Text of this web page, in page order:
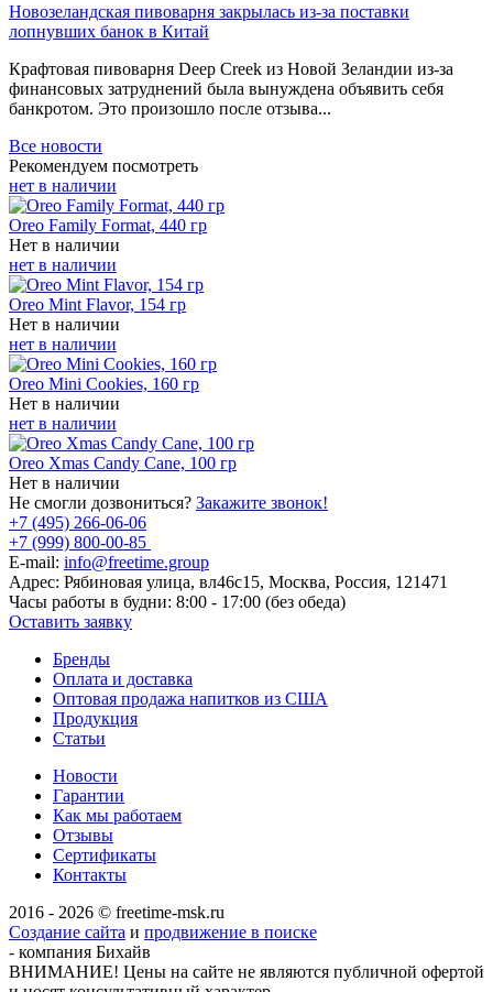
Новозеландская пивоварня закрылась из-за поставки
лопнувших банок в Китай
Крафтовая пивоварня Deep Creek из Новой Зеландии из-за
финансовых затруднений была вынуждена объявить себя
банкротом. Это произошло после отзыва...
Все новости
Рекомендуем посмотреть
нет в наличии
Oreo Family Format, 440 гр
Нет в наличии
нет в наличии
Oreo Mint Flavor, 154 гр
Нет в наличии
нет в наличии
Oreo Mini Cookies, 160 гр
Нет в наличии
нет в наличии
Oreo Xmas Candy Cane, 100 гр
Нет в наличии
Не смогли дозвониться? Закажите звонок!
+7 (495) 266-06-06
+7 (999) 800-00-85
E-mail: info@freetime.group
Адрес: Рябиновая улица, вл46с15, Москва, Россия, 121471
Часы работы в будни: 8:00 - 17:00 (без обеда)
Оставить заявку
Бренды
Оплата и доставка
Оптовая продажа напитков из США
Продукция
Статьи
Новости
Гарантии
Как мы работаем
Отзывы
Сертификаты
Контакты
2016 - 2026 © freetime-msk.ru
Создание сайта и продвижение в поиске
- компания Бихайв
ВНИМАНИЕ! Цены на сайте не являются публичной офертой